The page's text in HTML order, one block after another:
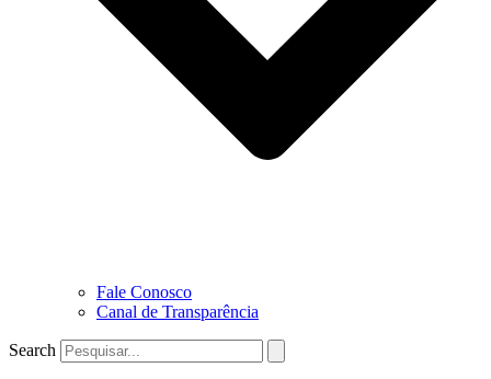
Fale Conosco
Canal de Transparência
Search